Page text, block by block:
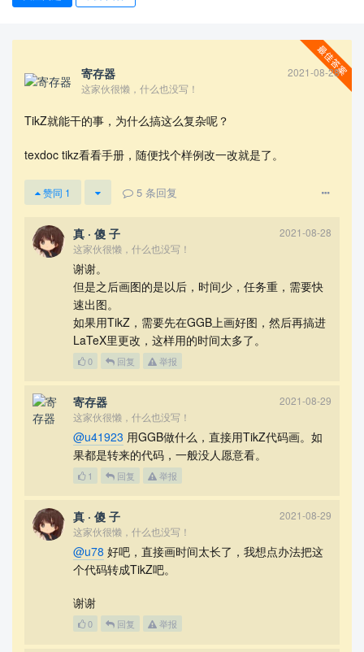
en=outer](5.726667,1.0266665)(0.32666686,-4.37333
    \rput[bl](5.7009196,0.9349424){$A$}
00003,-4.3616667)(1.8933336,1.0116665)
    \psline[linecolor=black, linewidth=0.04](0.36
    \rput[bl](1.7733335,1.0649999){$B$}
    \rput[bl](5.8533335,-4.3883333){$E$}
    \rput[bl](3.6533334,-1.1350001){$F$}
    \end{pspicture}
    }
\end{figure}
\end{document}
LaTeX输出的结果：
寄存器
2021-08-28
这家伙很懒，什么也没写！
TikZ就能干的事，为什么搞这么复杂呢？
texdoc tikz看看手册，随便找个样例改一改就是了。
赞同 1 5 条回复
真 · 傻 子
2021-08-28
这家伙很懒，什么也没写！
谢谢。
但是之后画图的是以后，时间少，任务重，需要快
速出图。
如果用TikZ，需要先在GGB上画好图，然后再搞进
LaTeX里更改，这样用的时间太多了。
0 回复 举报
寄存器
2021-08-29
这家伙很懒，什么也没写！
@u41923 用GGB做什么，直接用TikZ代码画。如
果都是转来的代码，一般没人愿意看。
1 回复 举报
真 · 傻 子
2021-08-29
这家伙很懒，什么也没写！
@u78 好吧，直接画时间太长了，我想点办法把这
个代码转成TikZ吧。
谢谢
0 回复 举报